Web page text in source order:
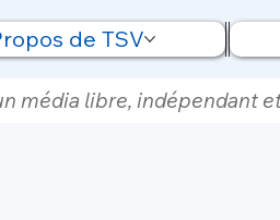
de TSV
média libre, indépendant